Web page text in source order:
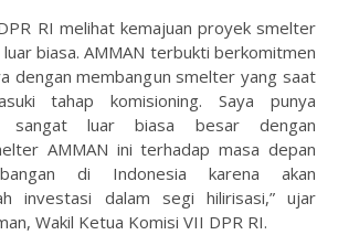
RI melihat kemajuan proyek smelter
biasa. AMMAN terbukti berkomitmen
dengan membangun smelter yang saat
tahap komisioning. Saya punya
sangat luar biasa besar dengan
AMMAN ini terhadap masa depan
di Indonesia karena akan
investasi dalam segi hilirisasi,” ujar
Wakil Ketua Komisi VII DPR RI.